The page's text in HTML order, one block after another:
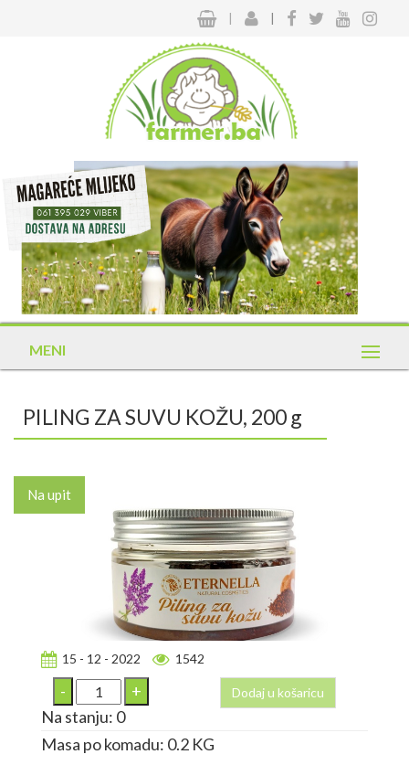
| |
MENI
PILING ZA SUVU KOŽU, 200 g
Na upit
15 - 12 - 2022 1542
Dodaj u košaricu
Na stanju: 0
Masa po komadu: 0.2 KG